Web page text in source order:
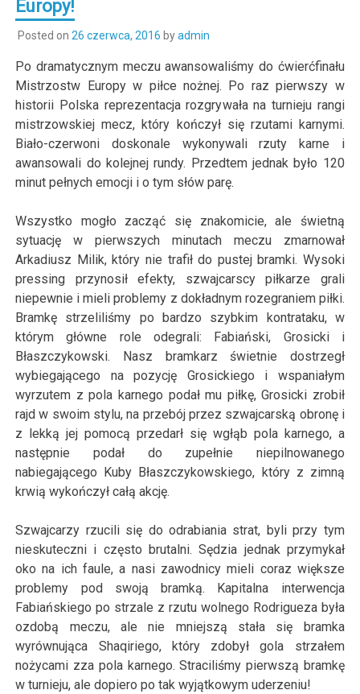
Europy!
Posted on 26 czerwca, 2016 byadmin
Po dramatycznym meczu awansowaliśmy do ćwierćfinału
Mistrzostw Europy w piłce nożnej. Po raz pierwszy w
historii Polska reprezentacja rozgrywała na turnieju rangi
mistrzowskiej mecz, który kończył się rzutami karnymi.
Biało-czerwoni doskonale wykonywali rzuty karne i
awansowali do kolejnej rundy. Przedtem jednak było 120
minut pełnych emocji i o tym słów parę.
Wszystko mogło zacząć się znakomicie, ale świetną
sytuację w pierwszych minutach meczu zmarnował
Arkadiusz Milik, który nie trafił do pustej bramki. Wysoki
pressing przynosił efekty, szwajcarscy piłkarze grali
niepewnie i mieli problemy z dokładnym rozegraniem piłki.
Bramkę strzeliliśmy po bardzo szybkim kontrataku, w
którym główne role odegrali: Fabiański, Grosicki i
Błaszczykowski. Nasz bramkarz świetnie dostrzegł
wybiegającego na pozycję Grosickiego i wspaniałym
wyrzutem z pola karnego podał mu piłkę, Grosicki zrobił
rajd w swoim stylu, na przebój przez szwajcarską obronę i
z lekką jej pomocą przedarł się wgłąb pola karnego, a
następnie podał do zupełnie niepilnowanego
nabiegającego Kuby Błaszczykowskiego, który z zimną
krwią wykończył całą akcję.
Szwajcarzy rzucili się do odrabiania strat, byli przy tym
nieskuteczni i często brutalni. Sędzia jednak przymykał
oko na ich faule, a nasi zawodnicy mieli coraz większe
problemy pod swoją bramką. Kapitalna interwencja
Fabiańskiego po strzale z rzutu wolnego Rodrigueza była
ozdobą meczu, ale nie mniejszą stała się bramka
wyrównująca Shaqiriego, który zdobył gola strzałem
nożycami zza pola karnego. Straciliśmy pierwszą bramkę
w turnieju, ale dopiero po tak wyjątkowym uderzeniu!